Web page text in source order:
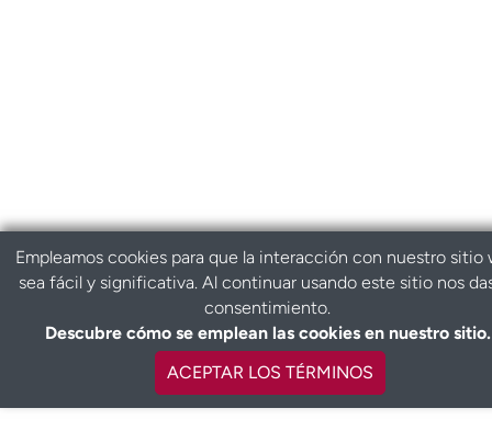
Empleamos cookies para que la interacción con nuestro sitio
sea fácil y significativa. Al continuar usando este sitio nos
consentimiento.
Descubre cómo se emplean las cookies en nuestro sitio.
ACEPTAR LOS TÉRMINOS